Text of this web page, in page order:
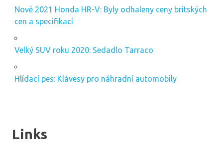
Nové 2021 Honda HR-V: Byly odhaleny ceny britských
cen a specifikací
Velký SUV roku 2020: Sedadlo Tarraco
Hlídací pes: Klávesy pro náhradní automobily
Links